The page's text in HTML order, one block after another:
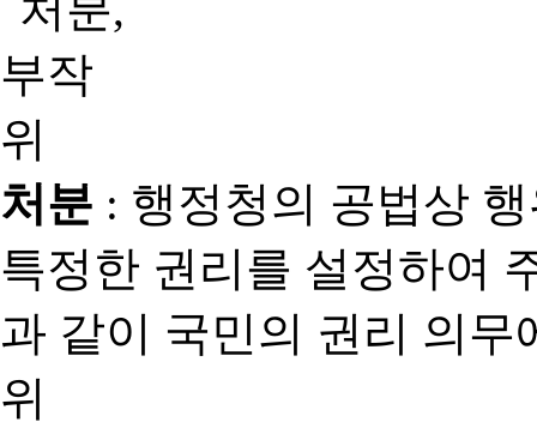
처분 : 행정청의 공법상
특정한 권리를 설정하여
과 같이 국민의 권리 의
위